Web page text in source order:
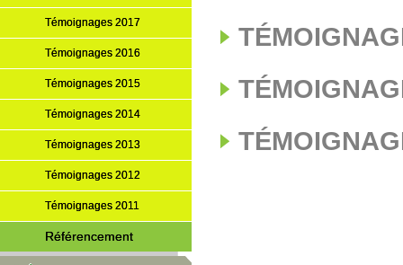
Témoignages 2017
Témoignages 2016
Témoignages 2015
Témoignages 2014
Témoignages 2013
Témoignages 2012
Témoignages 2011
Référencement